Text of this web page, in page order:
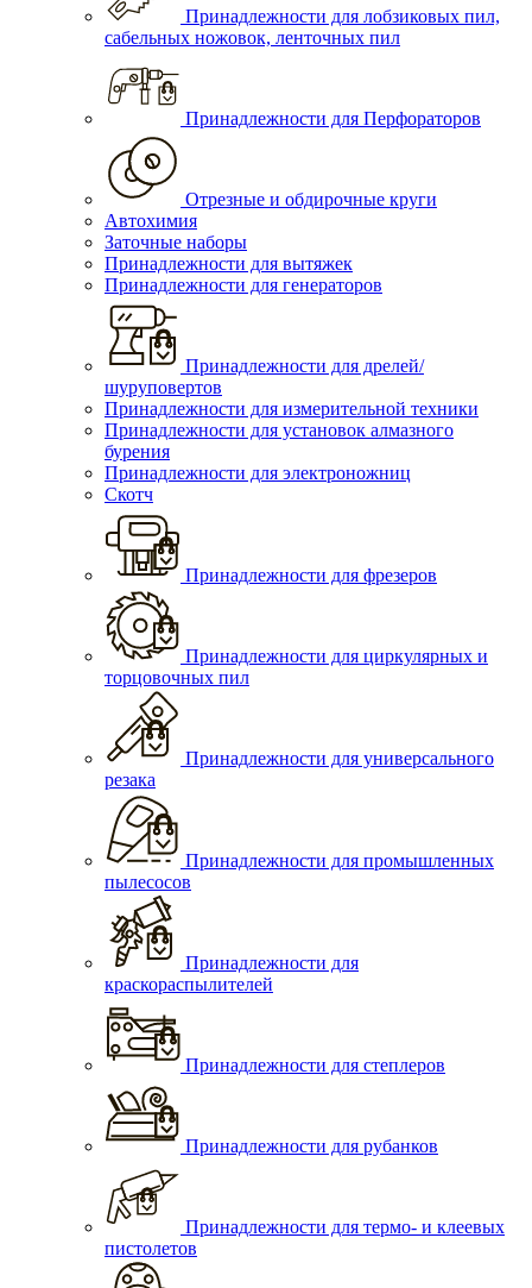
Принадлежности для лобзиковых пил,
сабельных ножовок, ленточных пил
Принадлежности для Перфораторов
Отрезные и обдирочные круги
Автохимия
Заточные наборы
Принадлежности для вытяжек
Принадлежности для генераторов
Принадлежности для дрелей/
шуруповертов
Принадлежности для измерительной техники
Принадлежности для установок алмазного
бурения
Принадлежности для электроножниц
Скотч
Принадлежности для фрезеров
Принадлежности для циркулярных и
торцовочных пил
Принадлежности для универсального
резака
Принадлежности для промышленных
пылесосов
Принадлежности для
краскораспылителей
Принадлежности для степлеров
Принадлежности для рубанков
Принадлежности для термо- и клеевых
пистолетов